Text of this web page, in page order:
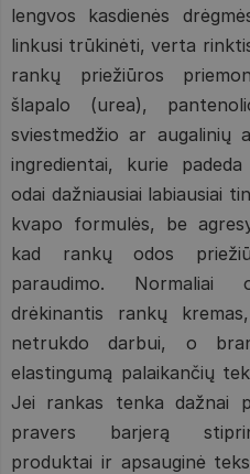
lengvos kasdienės
linkusi trūkinėti, verta
rankų priežiūros
šlapalo (urea),
sviestmedžio ar augalinių
ingredientai, kurie
odai dažniausiai labiausiai
kvapo formulės, be
kad rankų odos
paraudimo. Normaliai
drėkinantis rankų
netrukdo darbui, o
elastingumą palaikančių
Jei rankas tenka dažnai
pravers barjerą
produktai ir apsauginė